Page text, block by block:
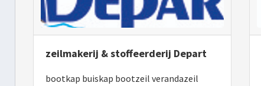
zeilmakerij & stoffeerderij Depart
bootkap buiskap bootzeil verandazeil